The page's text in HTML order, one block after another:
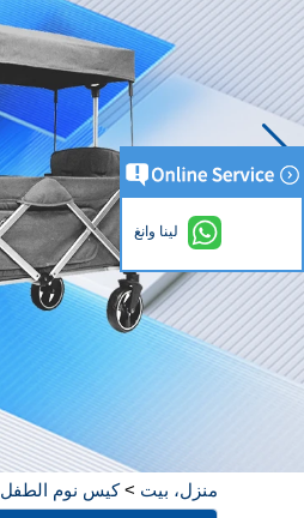
منزل، بيت >كيس نوم الطفل
لينا وانغ